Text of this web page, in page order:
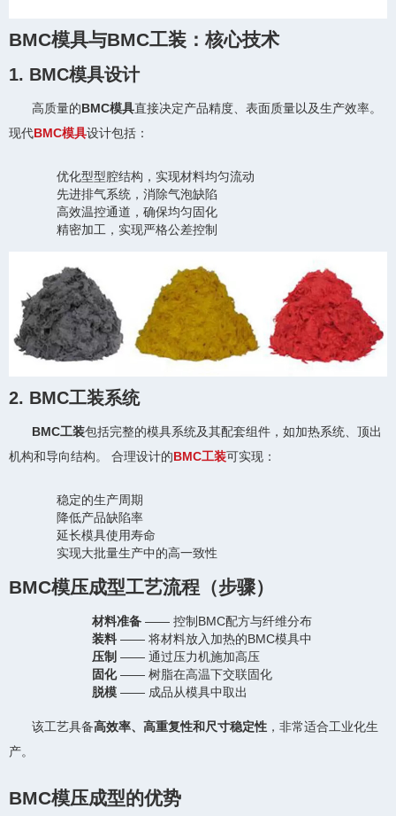
BMC模具与BMC工装：核心技术
1. BMC模具设计
高质量的BMC模具直接决定产品精度、表面质量以及生产效率。
现代BMC模具设计包括：
优化型型腔结构，实现材料均匀流动
先进排气系统，消除气泡缺陷
高效温控通道，确保均匀固化
精密加工，实现严格公差控制
2. BMC工装系统
BMC工装包括完整的模具系统及其配套组件，如加热系统、顶出
机构和导向结构。 合理设计的BMC工装可实现：
稳定的生产周期
降低产品缺陷率
延长模具使用寿命
实现大批量生产中的高一致性
BMC模压成型工艺流程（步骤）
材料准备 —— 控制BMC配方与纤维分布
装料 —— 将材料放入加热的BMC模具中
压制 —— 通过压力机施加高压
固化—— 树脂在高温下交联固化
脱模 —— 成品从模具中取出
该工艺具备高效率、高重复性和尺寸稳定性 ，非常适合工业化生
产。
BMC模压成型的优势